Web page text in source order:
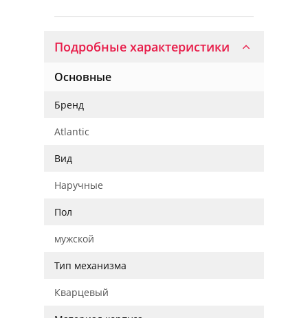
Подробные характеристики
Основные
Бренд
Atlantic
Вид
Наручные
Пол
мужской
Тип механизма
Кварцевый